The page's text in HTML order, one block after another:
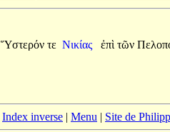
Ὕστερόν τε Νικίας ἐπὶ τῶν
Index inverse | Menu | Site de